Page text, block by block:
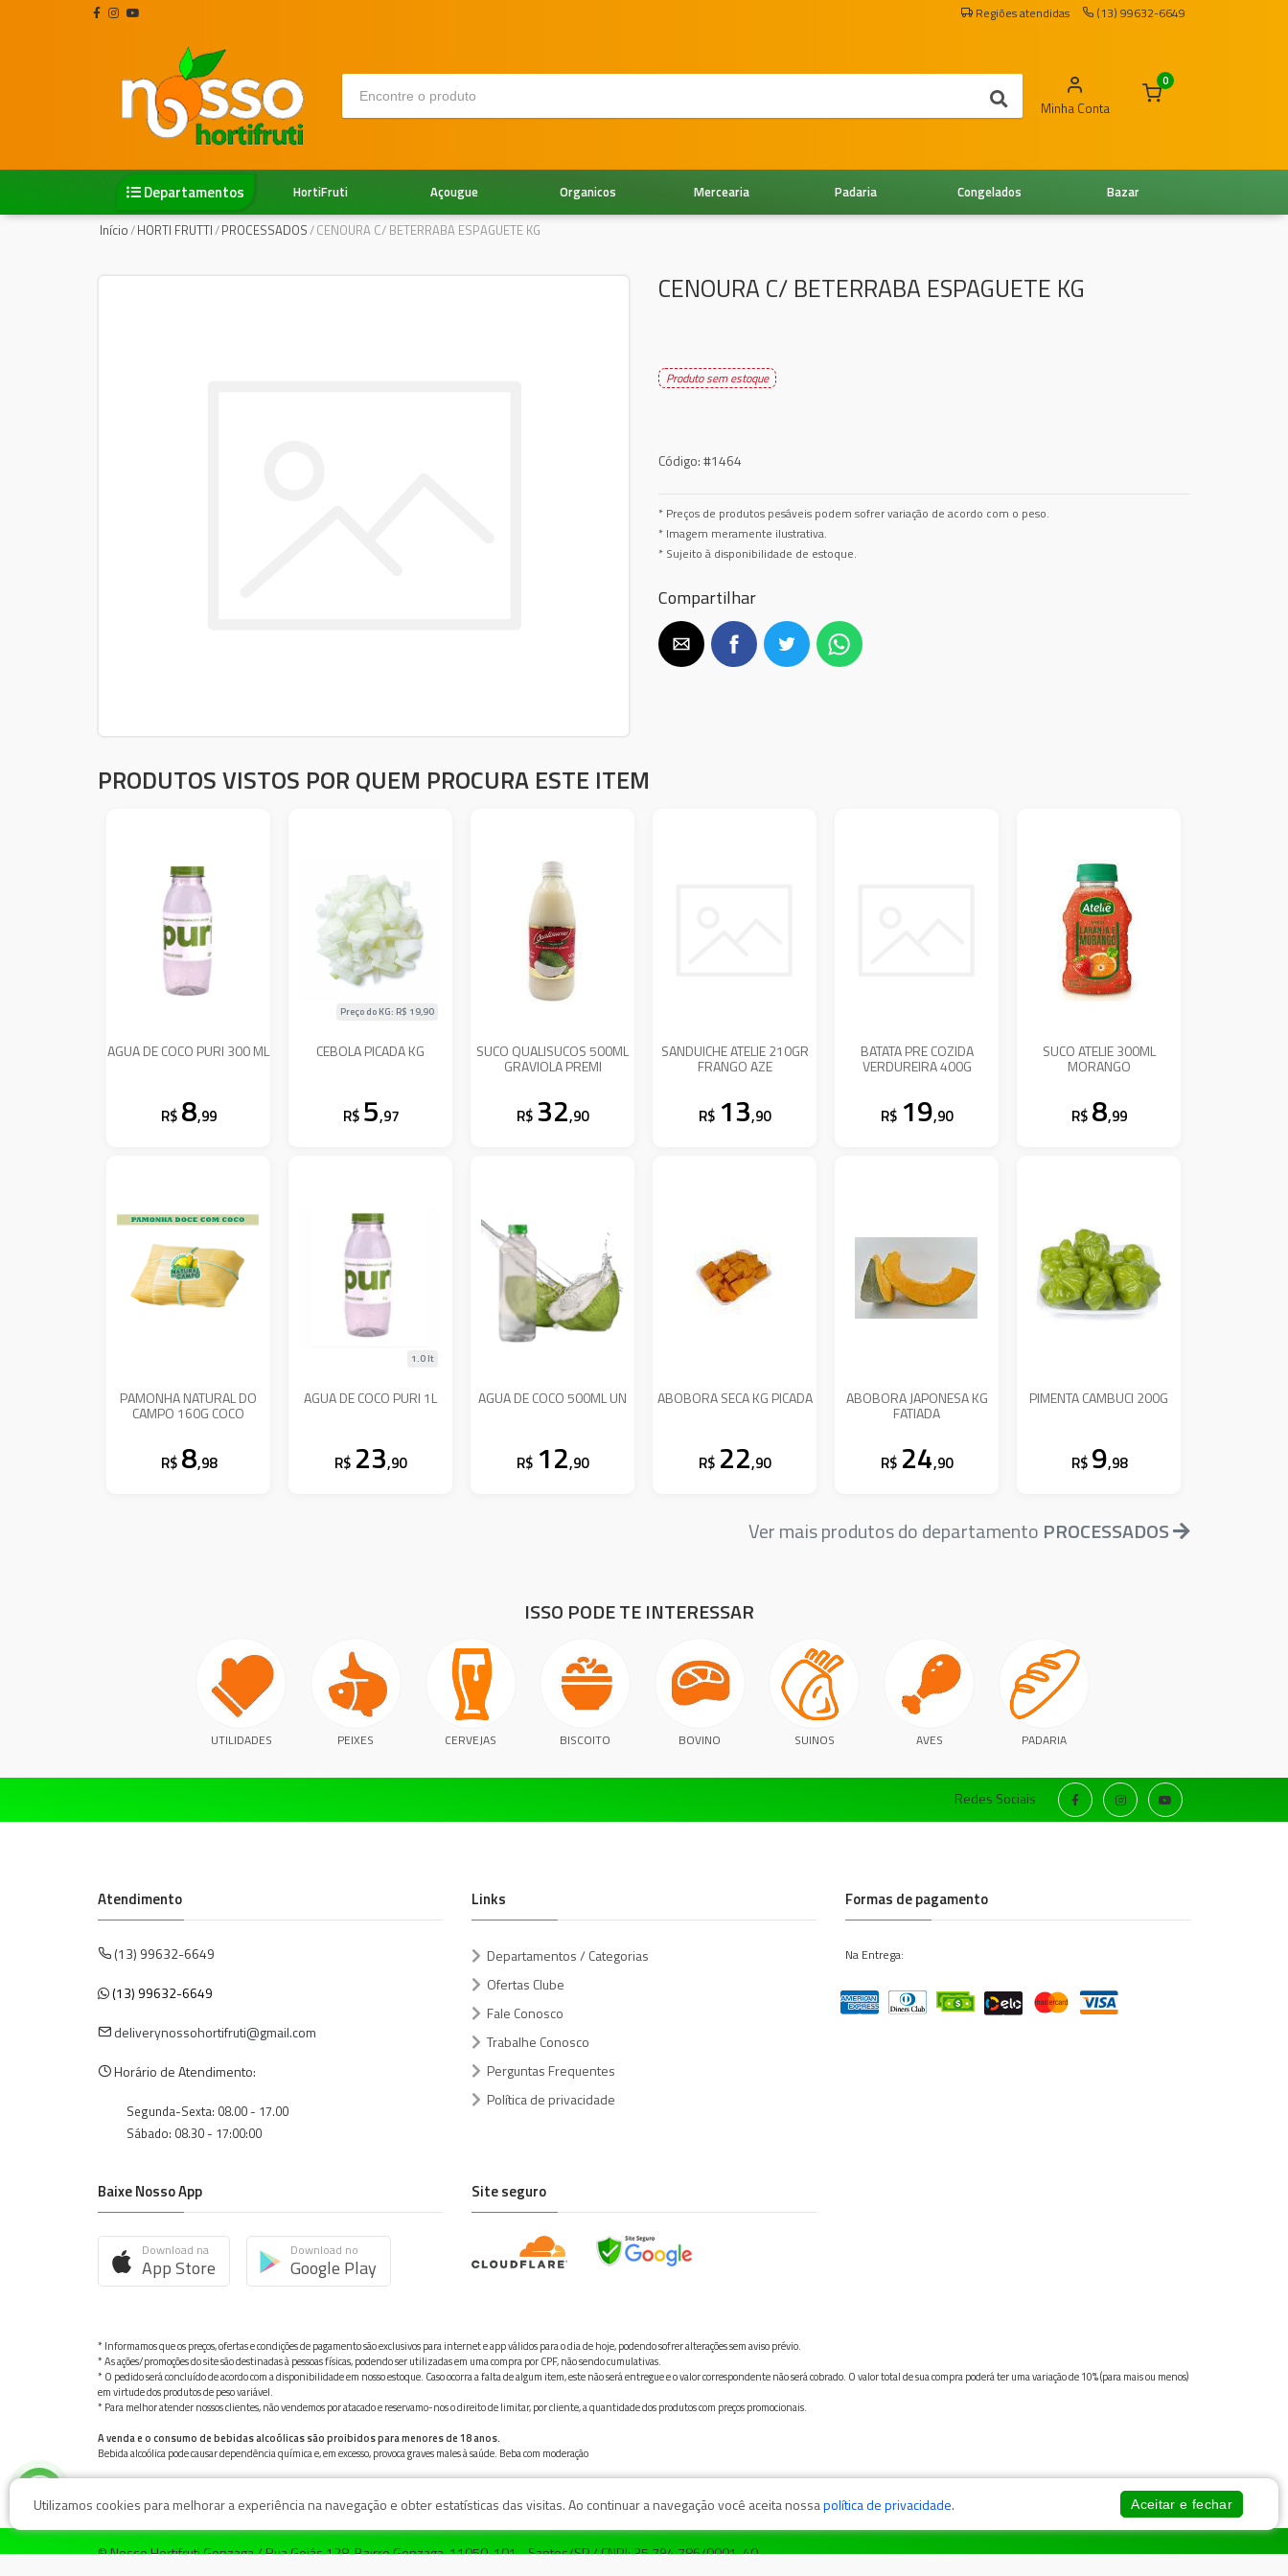
Regiões atendidas (13) 99632-6649
Minha Conta
0
Departamentos Bazar
Congelados
Padaria
Mercearia
Organicos
Açougue
HortiFruti
Início/HORTI FRUTTI/PROCESSADOS/CENOURA C/ BETERRABA ESPAGUETE KG
CENOURA C/ BETERRABA ESPAGUETE KG
Produto sem estoque
Código:#1464
* Preços de produtos pesáveis podem sofrer variação de acordo com o peso.
* Imagem meramente ilustrativa.
* Sujeito à disponibilidade de estoque.
Compartilhar
PRODUTOS VISTOS POR QUEM PROCURA ESTE ITEM
AGUA DE COCO PURI 300 ML
R$ 8,99
CEBOLA PICADA KG
Preço do KG: R$ 19,90
R$ 5,97
SUCO QUALISUCOS 500ML
GRAVIOLA PREMI
R$ 32,90
SANDUICHE ATELIE 210GR
FRANGO AZE
R$ 13,90
BATATA PRE COZIDA
VERDUREIRA 400G
R$ 19,90
SUCO ATELIE 300ML
MORANGO
R$ 8,99
PAMONHA NATURAL DO
CAMPO 160G COCO
R$ 8,98
AGUA DE COCO PURI 1L
1.0 lt
R$ 23,90
AGUA DE COCO 500ML UN
R$ 12,90
ABOBORA SECA KG PICADA
R$ 22,90
ABOBORA JAPONESA KG
FATIADA
R$ 24,90
PIMENTA CAMBUCI 200G
R$ 9,98
Ver mais produtos do departamento PROCESSADOS
ISSO PODE TE INTERESSAR
UTILIDADES PEIXES CERVEJAS BISCOITO BOVINO SUINOS AVES PADARIA
Redes Sociais
Atendimento
(13) 99632-6649
(13) 99632-6649
deliverynossohortifruti@gmail.com
Horário de Atendimento:
Segunda-Sexta: 08.00 - 17.00
Sábado: 08.30 - 17:00:00
Links
Departamentos / Categorias
Ofertas Clube
Fale Conosco
Trabalhe Conosco
Perguntas Frequentes
Política de privacidade
Formas de pagamento
Na Entrega:
Baixe Nosso App
Download na
App Store
Download no
Google Play
Site seguro
* Informamos que os preços, ofertas e condições de pagamento são exclusivos para internet e app válidos para o dia de hoje, podendo sofrer alterações sem aviso prévio.
* As ações/promoções do site são destinadas à pessoas físicas, podendo ser utilizadas em uma compra por CPF, não sendo cumulativas.
* O pedido será concluído de acordo com a disponibilidade em nosso estoque. Caso ocorra a falta de algum item, este não será entregue e o valor correspondente não será cobrado. O valor total de sua compra poderá ter uma variação de 10% (para mais ou menos)
em virtude dos produtos de peso variável.
* Para melhor atender nossos clientes, não vendemos por atacado e reservamo-nos o direito de limitar, por cliente, a quantidade dos produtos com preços promocionais.
A venda e o consumo de bebidas alcoólicas são proibidos para menores de 18 anos.
Bebida alcoólica pode causar dependência química e, em excesso, provoca graves males à saúde. Beba com moderação
© Nosso Hortifruti Gonzaga / Rua Goiás 128, Bairro Gonzaga, 11050-101 - Santos/SP / CNPJ: 35.794.786/0001-40
Utilizamos cookies para melhorar a experiência na navegação e obter estatísticas das visitas. Ao continuar a navegação você aceita nossapolítica de privacidade. Aceitar e fechar